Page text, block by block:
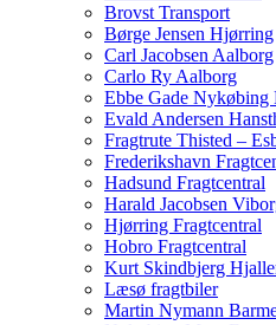
Brovst Transport
Børge Jensen Hjørring
Carl Jacobsen Aalborg
Carlo Ry Aalborg
Ebbe Gade Nykøbing
Evald Andersen
Fragtrute Thisted –
Frederikshavn
Hadsund Fragtcentral
Harald Jacobsen
Hjørring Fragtcentral
Hobro Fragtcentral
Kurt Skindbjerg
Læsø fragtbiler
Martin Nymann